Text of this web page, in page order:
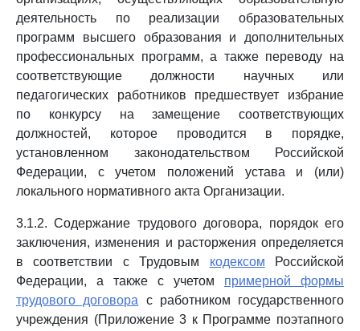
деятельность по реализации образовательных
программ высшего образования и дополнительных
профессиональных программ, а также переводу на
соответствующие должности научных или
педагогических работников предшествует избрание
по конкурсу на замещение соответствующих
должностей, которое проводится в порядке,
установленном законодательством Российской
Федерации, с учетом положений устава и (или)
локального нормативного акта Организации.
3.1.2. Содержание трудового договора, порядок его
заключения, изменения и расторжения определяется
в соответствии с Трудовым кодексом Российской
Федерации, а также с учетом примерной формы
трудового договора с работником государственного
учреждения (Приложение 3 к Программе поэтапного